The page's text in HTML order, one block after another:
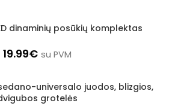
dinaminių posūkių komplektas
19.99€ su PVM
universalo juodos, blizgios,
grotelės